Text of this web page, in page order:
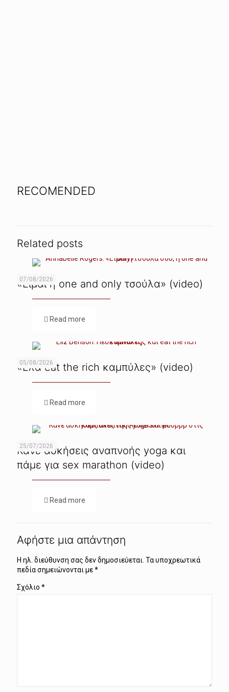
RECOMENDED
Related posts
07/08/2026
«Είμαι η one and only τσούλα» (video)
Read more
05/08/2026
«Ελα eat the rich καμπύλες» (video)
Read more
25/07/2026
Κάνε ασκήσεις αναπνοής yoga και
πάμε για sex marathon (video)
Read more
Αφήστε μια απάντηση
Η ηλ. διεύθυνση σας δεν δημοσιεύεται. Τα υποχρεωτικά
πεδία σημειώνονται με*
Σχόλιο *